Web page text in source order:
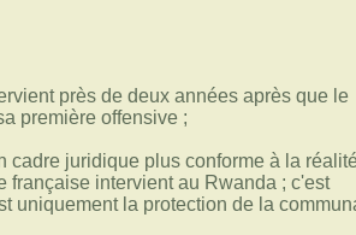
près de deux années après que le
première offensive ;
cadre juridique plus conforme à la
française intervient au Rwanda ; c'est
uniquement la protection de la